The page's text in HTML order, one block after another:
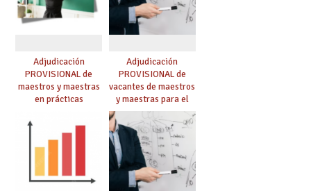
Adjudicación
PROVISIONAL de
maestros y maestras
en prácticas
Adjudicación
PROVISIONAL de
vacantes de maestros
y maestras para el
curso 26-27